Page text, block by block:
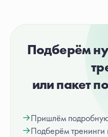
Подберём
или пакет
→Пришлём
→Подберём